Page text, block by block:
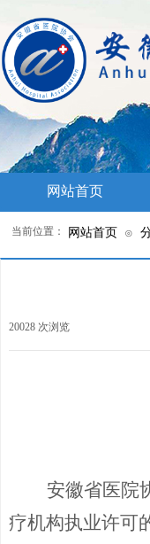
网站首页
网站首页 ⊙
当前位置：
20028 次浏览
安徽省医院
疗机构执业许可